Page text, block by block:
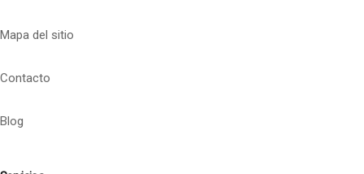
Mapa del sitio
Contacto
Blog